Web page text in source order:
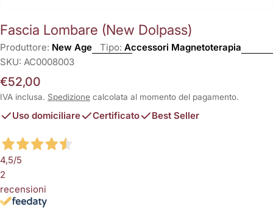
Fascia Lombare (New Dolpass)
Produttore: New Age Tipo: Accessori Magnetoterapia
SKU: AC0008003
Prezzo
normale
€52,00
IVA inclusa. Spedizione calcolata al momento del pagamento.
Uso domiciliare Certificato Best Seller
4,5/5
2
recensioni